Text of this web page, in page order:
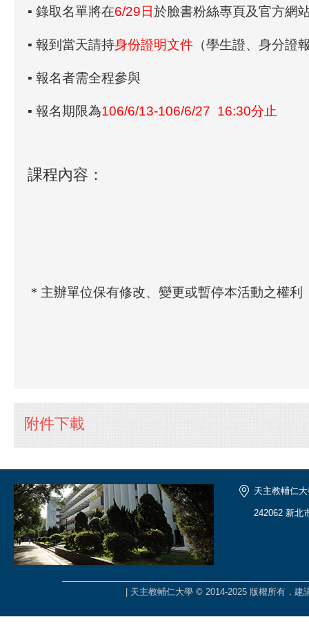
▪ 錄取名單將在6/29日於臉書粉絲專頁及官方網
▪ 報到當天請持身份證明文件 （學生證、身分證
▪ 報名者需全程參與
▪ 報名期限為106/6/13-106/6/27 16:30分止
課程內容：
＊主辦單位保有修改、變更或暫停本活動之權利
附件下載
天主教輔仁
242062 新北
| 天主教輔仁大學 © 2014-2025 版權所有，